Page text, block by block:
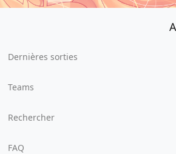
Dernières sorties
Teams
Rechercher
FAQ